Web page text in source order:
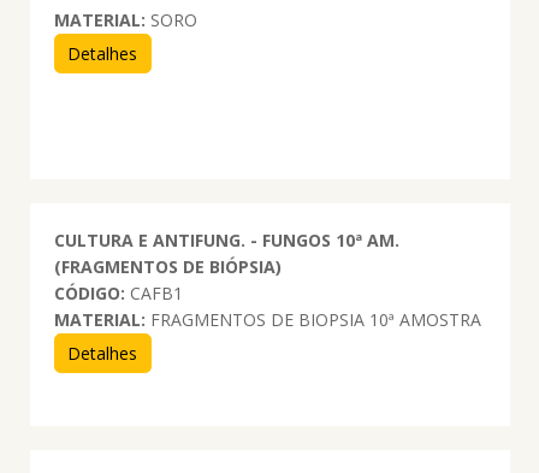
MATERIAL: SORO
Detalhes
CULTURA E ANTIFUNG. - FUNGOS 10ª AM.
(FRAGMENTOS DE BIÓPSIA)
CÓDIGO: CAFB1
MATERIAL: FRAGMENTOS DE BIOPSIA 10ª AMOSTRA
Detalhes